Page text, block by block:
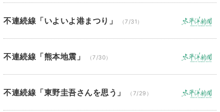
不連続線「いよいよ港まつり」 （7/31）
不連続線「熊本地震」 （7/30）
不連続線「東野圭吾さんを思う」 （7/29）